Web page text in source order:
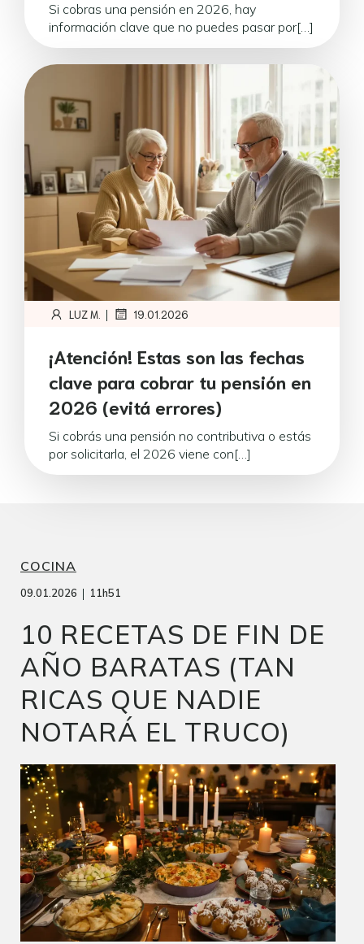
Si cobras una pensión en 2026, hay
información clave que no puedes pasar por[…]
LUZ M. | 19.01.2026
¡Atención! Estas son las fechas
clave para cobrar tu pensión en
2026 (evitá errores)
Si cobrás una pensión no contributiva o estás
por solicitarla, el 2026 viene con[…]
COCINA
09.01.2026 | 11h51
10 RECETAS DE FIN DE
AÑO BARATAS (TAN
RICAS QUE NADIE
NOTARÁ EL TRUCO)